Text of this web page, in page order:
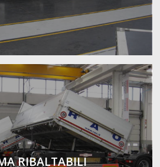
RIBALTABILI